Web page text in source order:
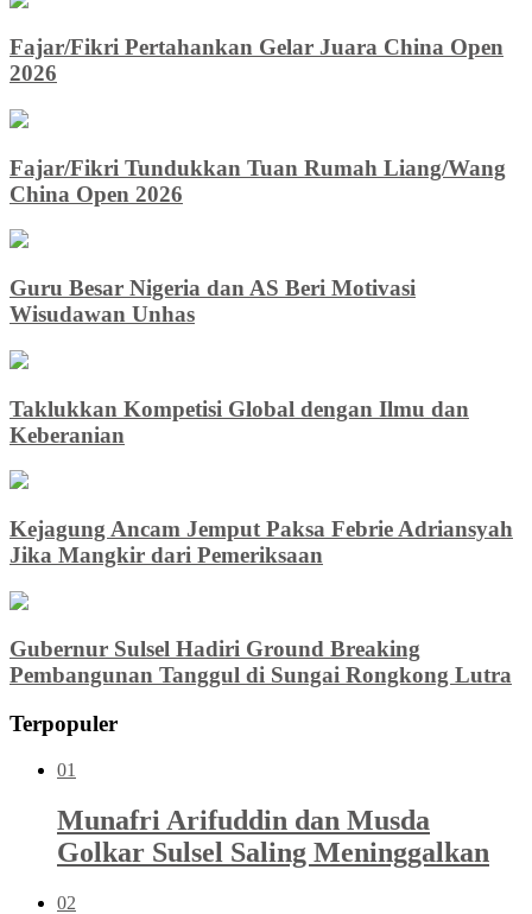
Fajar/Fikri Pertahankan Gelar Juara China Open
2026
Fajar/Fikri Tundukkan Tuan Rumah Liang/Wang
China Open 2026
Guru Besar Nigeria dan AS Beri Motivasi
Wisudawan Unhas
Taklukkan Kompetisi Global dengan Ilmu dan
Keberanian
Kejagung Ancam Jemput Paksa Febrie Adriansyah
Jika Mangkir dari Pemeriksaan
Gubernur Sulsel Hadiri Ground Breaking
Pembangunan Tanggul di Sungai Rongkong Lutra
Terpopuler
01
Munafri Arifuddin dan Musda
Golkar Sulsel Saling Meninggalkan
02